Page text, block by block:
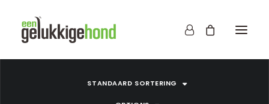
STANDAARD SORTERING